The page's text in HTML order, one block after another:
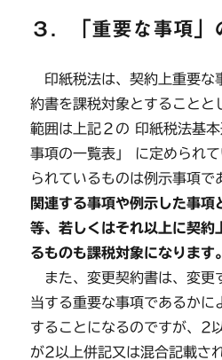
３．「重要な事項」
印紙税法は、契約上重要な
約書を課税対象とすることと
範囲は上記２の 印紙税法基
事項の一覧表」 に定められ
られているものは例示事項で
関連する事項や例示した事項
等、若しくはそれ以上に契約
るものも課税対象になります。
また、変更契約書は、変更
当する重要な事項であるかに
することになるのですが、2
が2以上併記又は混合記載さ